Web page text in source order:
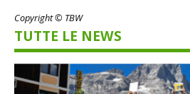
Copyright © TBW
TUTTE LE NEWS